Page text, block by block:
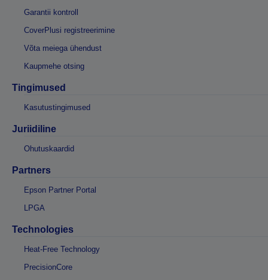
Garantii kontroll
CoverPlusi registreerimine
Võta meiega ühendust
Kaupmehe otsing
Tingimused
Kasutustingimused
Juriidiline
Ohutuskaardid
Partners
Epson Partner Portal
LPGA
Technologies
Heat-Free Technology
PrecisionCore